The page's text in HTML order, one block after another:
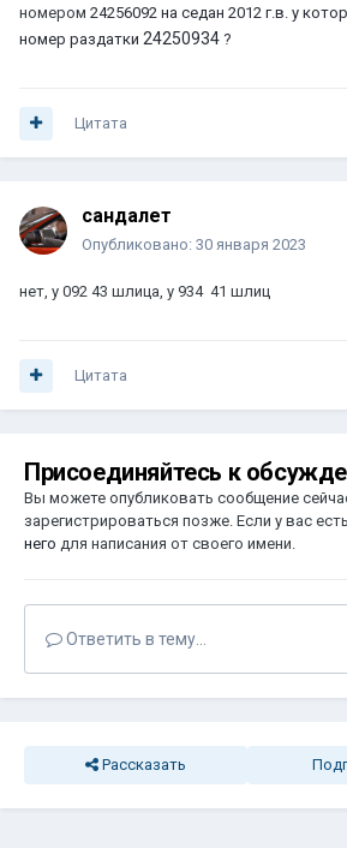
номером 24256092 на седан 2012 г.в. у
номер раздатки 24250934 ?
Цитата
сандалет
Опубликовано: 30 января 2023
нет, у 092 43 шлица, у 934 41 шлиц
Цитата
Присоединяйтесь к
Вы можете опубликовать сообщение
зарегистрироваться позже. Если у вас
него для написания от своего имени.
Ответить в тему...
Рассказать